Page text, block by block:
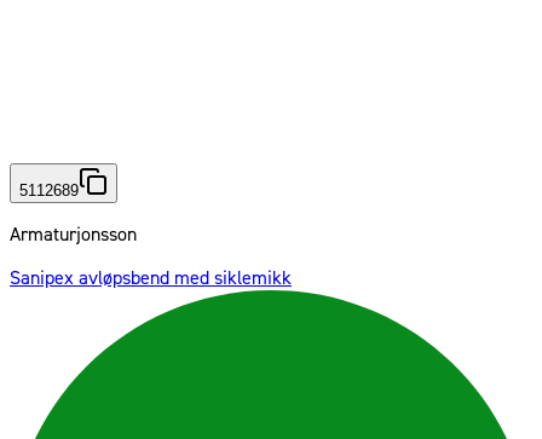
5112689
Armaturjonsson
Sanipex avløpsbend med siklemikk